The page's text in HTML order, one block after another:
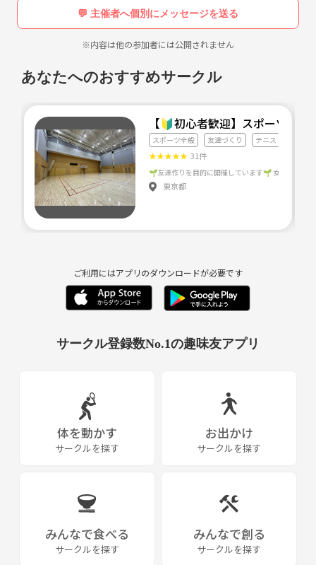
💬 主催者へ個別にメッセージを送る
※内容は他の参加者には公開されません
あなたへのおすすめサークル
【🔰初心者歓迎】スポーツク
スポーツ全般 友達づくり テニス
★★★★★ 31件
東京都
ご利用にはアプリのダウンロードが必要です
サークル登録数No.1の趣味友アプリ
体を動かす
サークルを探す
お出かけ
サークルを探す
みんなで食べる
サークルを探す
みんなで創る
サークルを探す